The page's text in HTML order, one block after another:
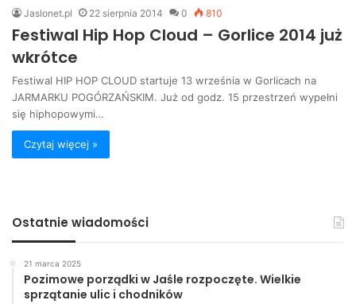
Jaslonet.pl 22 sierpnia 2014 0 810
Festiwal Hip Hop Cloud – Gorlice 2014 już
wkrótce
Festiwal HIP HOP CLOUD startuje 13 września w Gorlicach na
JARMARKU POGÓRZAŃSKIM. Już od godz. 15 przestrzeń wypełni
się hiphopowymi…
Czytaj więcej »
Ostatnie wiadomości
21 marca 2025
Pozimowe porządki w Jaśle rozpoczęte. Wielkie
sprzątanie ulic i chodników